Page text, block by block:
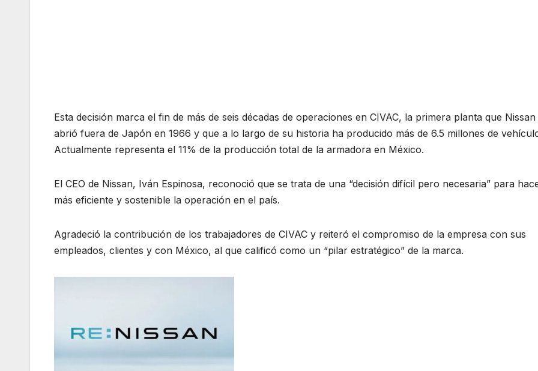
Esta decisión marca el fin de más de seis décadas de operaciones en CIVAC, la primera planta que Nissan
abrió fuera de Japón en 1966 y que a lo largo de su historia ha producido más de 6.5 millones de
Actualmente representa el 11% de la producción total de la armadora en México.
El CEO de Nissan, Iván Espinosa, reconoció que se trata de una “decisión difícil pero necesaria” para
más eficiente y sostenible la operación en el país.
Agradeció la contribución de los trabajadores de CIVAC y reiteró el compromiso de la empresa con sus
empleados, clientes y con México, al que calificó como un “pilar estratégico” de la marca.